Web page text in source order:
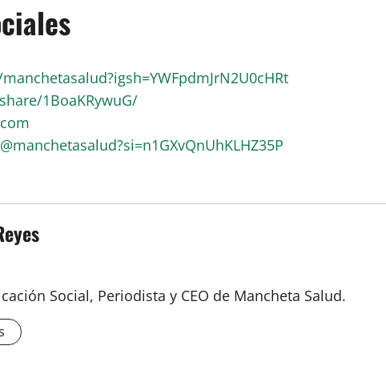
1BoaKRywuG/
Social, Periodista y CEO de Mancheta Salud.